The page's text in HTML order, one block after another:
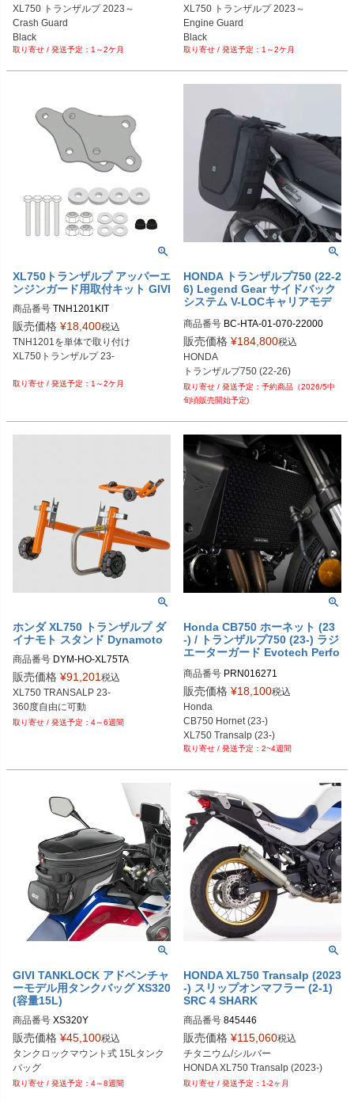
XL750 トランザルプ 2023～
Crash Guard
1～2ケ月
XL750 トランザルプ 2023～
Engine Guard
1～2ケ月
XL750トランザルプ アッパーエ
ンジンガード用取付キット GIVI
商品番号 TNH1201KIT
販売価格 ¥18,400税込
TNH1201を単体で取り付け
XL750トランザルプ 23-
1～2ケ月
HONDA トランザルプ750 (22-2
6) Legend Gear サイドバック
システム V-LOCキャリアモデ
商品番号 BC-HTA-01-070-22000
BC.HTA.01.070.22000
販売価格 ¥184,800税込
HONDA
トランザルプ750 (22-26)
予約商品（2026/5中
旬頃販売開始予定)
ホンダ XL750 トランザルプ ダ
イナモト スタンド Dynamoto
商品番号 DYM-HO-XL75TA
販売価格 ¥91,201 税込
XL750 TRANSALP 23-
4～6週間
Honda CB750 ホーネット (23
-) / トランザルプ750 (23-) ラジ
エーターガード Evotech Perfo
商品番号 PRN016271
PRN016271-01
PRN016271-02
PRN016271-03
販売価格 ¥18,100税込
Honda
CB750 Hornet (23-)
XL750 Transalp (23-)
2~4週間
GIVI TANKLOCK アドベンチャ
ーモデル用タンクバッグ XS320
(容量15L)
商品番号 XS320Y
旧型番：XS320　（25/06/06）
旧型番：XS320Y　（24/10/07）
販売価格 ¥45,100税込
タンクロックマウント式 15Lタンク
バッグ
4～8週間
HONDA XL750 Transalp (2023
-) スリップオンマフラー (2-1)
SRC 4 SHARK
商品番号 845446
販売価格 ¥115,060税込
チタニウム/シルバー
HONDA XL750 Transalp (2023-)
1-2ヶ月